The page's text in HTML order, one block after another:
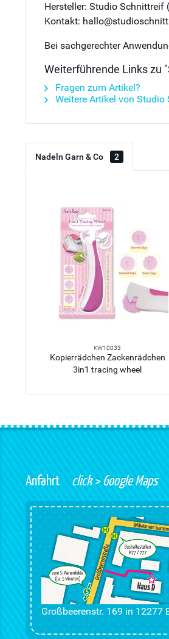
Hersteller: Studio Schnittreif
Kontakt:
Bei sachgerechter
Weiterführende Links zu
Fragen zum Artikel?
Weitere Artikel von Studio
Nadeln Garn & Co 2
KW10033
Kopierrädchen Zackenrädchen
3in1 tracing wheel
Anfahrt click > Google Maps
Großbeerenstr. 169 in 12277